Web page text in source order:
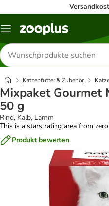
Menü
Produkte
suchen
Katzenfutter & Zubehör
Mixpaket Gourmet
50 g
Rind, Kalb, Lamm
This is a stars rating area from
Produkt bewerten